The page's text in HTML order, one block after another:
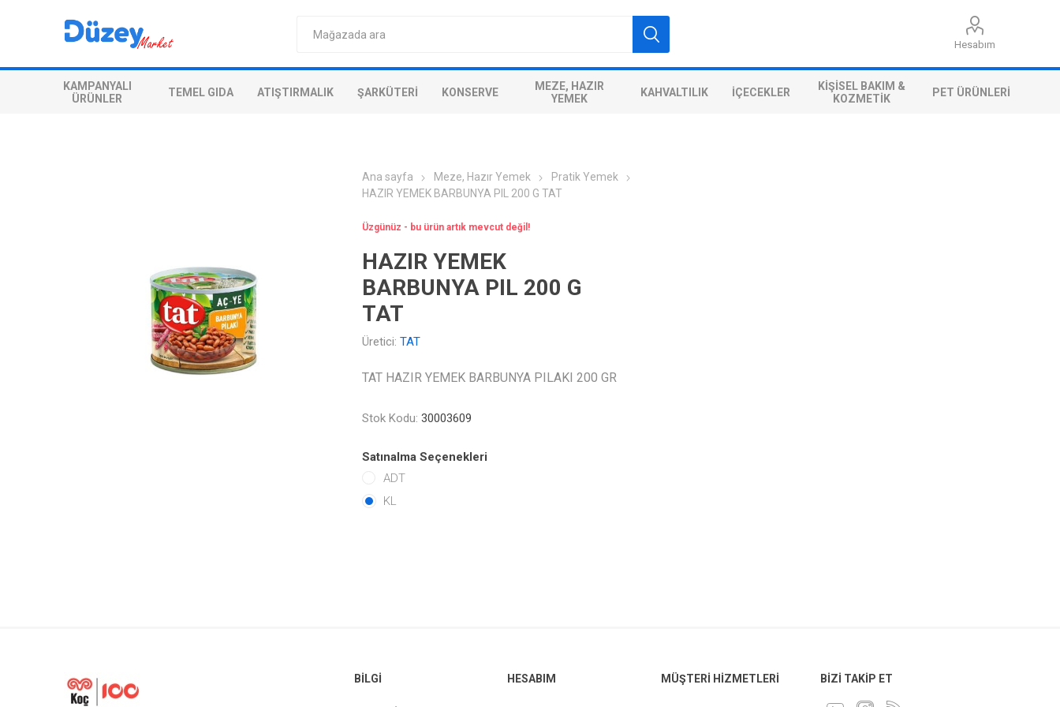
Hesabım
KAMPANYALI
ÜRÜNLER
TEMEL GIDA ATIŞTIRMALIK ŞARKÜTERI KONSERVE
MEZE, HAZIR
YEMEK
KAHVALTILIK İÇECEKLER
KIŞISEL BAKIM &
KOZMETIK
PET ÜRÜNLERI
Ana sayfa Meze, Hazır Yemek
Pratik Yemek
HAZIR YEMEK BARBUNYA PIL 200 G TAT
Üzgünüz - bu ürün artık mevcut değil!
HAZIR YEMEK
BARBUNYA PIL 200 G
TAT
Üretici: TAT
TAT HAZIR YEMEK BARBUNYA PILAKI 200 GR
Stok Kodu: 30003609
Satınalma Seçenekleri
ADT
KL
BILGI HESABIM MÜŞTERI HIZMETLERI BIZI TAKIP ET